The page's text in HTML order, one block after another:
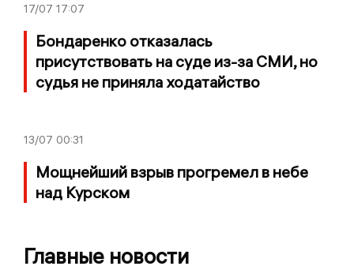
17/07 17:07
Бондаренко отказалась
присутствовать на суде из-за СМИ, но
судья не приняла ходатайство
13/07 00:31
Мощнейший взрыв прогремел в небе
над Курском
Главные новости